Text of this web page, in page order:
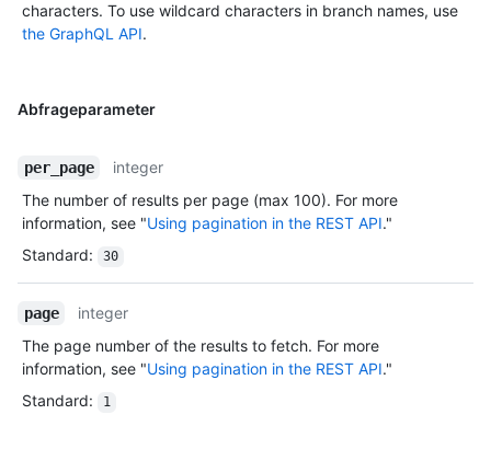
characters. To use wildcard characters in branch names, use
the GraphQL API.
Abfrageparameter
per_page
integer
The number of results per page (max 100). For more
information, see "Using pagination in the REST API."
Standard: 30
page
integer
The page number of the results to fetch. For more
information, see "Using pagination in the REST API."
Standard: 1